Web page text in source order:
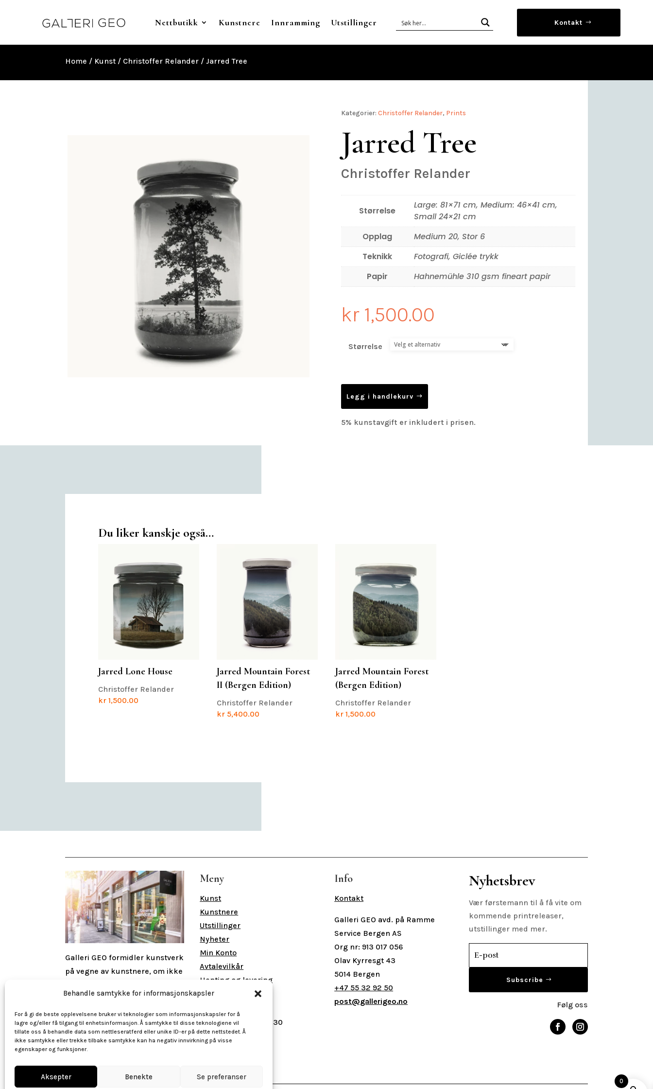
Behandle samtykke for informasjonskapsler
For å gi de beste opplevelsene bruker vi teknologier som informasjonskapsler for å
lagre og/eller få tilgang til enhetsinformasjon. Å samtykke til disse teknologiene vil
tillate oss å behandle data som nettleseratferd eller unike ID-er på dette nettstedet. Å
ikke samtykke eller trekke tilbake samtykke kan ha negativ innvirkning på visse
egenskaper og funksjoner.
Aksepter Benekte Se preferanser
Nettbutikk Kunstnere Innramming Utstillinger Kontakt
Home / Kunst / Christoffer Relander / Jarred Tree
Kategorier: Christoffer Relander, Prints
Jarred Tree
Christoffer Relander
Størrelse
Large: 81×71 cm, Medium: 46×41 cm,
Small 24×21 cm
Opplag
Medium 20, Stor 6
Teknikk
Fotografi, Giclée trykk
Papir
Hahnemühle 310 gsm fineart papir
kr1,500.00
Størrelse
Legg i handlekurv
5% kunstavgift er inkludert i prisen.
Du liker kanskje også…
Jarred Lone House
Christoffer Relander
kr1,500.00
Jarred Mountain Forest
II (Bergen Edition)
Christoffer Relander
kr5,400.00
Jarred Mountain Forest
(Bergen Edition)
Christoffer Relander
kr1,500.00
Galleri GEO formidler kunstverk
på vegne av kunstnere, om ikke
GEO opptrer som kunstners
mellommann og kunstner er
den juridiske eieren av
kunstverket inntil det er solgt.
Meny
Kunst
Kunstnere
Utstillinger
Nyheter
Min Konto
Avtalevilkår
Henting og levering
Man - Fre 09.00 - 16.30
Lørdag 10.00 - 15.00
Info
Kontakt
Galleri GEO avd. på Ramme
Service Bergen AS
Org nr: 913 017 056
Olav Kyrresgt 43
5014 Bergen
+47 55 32 92 50
post@gallerigeo.no
Nyhetsbrev
Vær førstemann til å få vite om
kommende printreleaser,
utstillinger med mer.
Subscribe
Følg oss
0